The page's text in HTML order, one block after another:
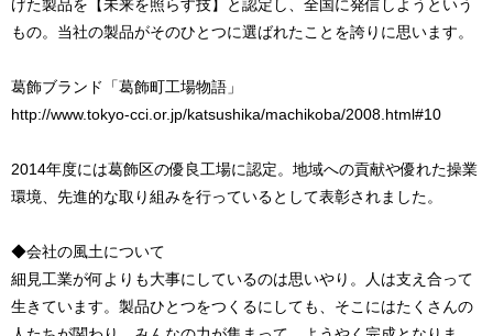
げた製品を【未来を照らす技】と認定し、全国に発信しようという
もの。当社の製品がそのひとつに選ばれたことを誇りに思います。
葛飾ブランド「葛飾町工場物語」
http://www.tokyo-cci.or.jp/katsushika/machikoba/2008.html#10
2014年度には葛飾区の優良工場に認定。地域への貢献や優れた操業
環境、先進的な取り組みを行っているとして表彰されました。
◆会社の風土について
細見工業が何よりも大事にしているのは思いやり。人は支え合って
生きています。製品ひとつをつくるにしても、そこにはたくさんの